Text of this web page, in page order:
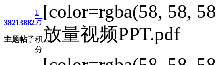
3821
主题
3882
帖子
1
万
积
分
[color=rgba(58, 58,
放量视频PPT.pdf